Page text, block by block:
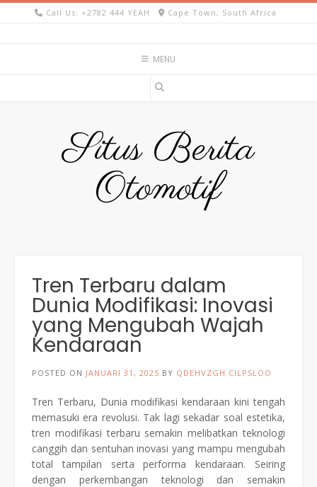
Skip
Call Us: +2782 444 YEAH Cape Town, South Africa
MENU
Situs Berita
Otomotif
Tren Terbaru dalam
Dunia Modifikasi: Inovasi
yang Mengubah Wajah
Kendaraan
POSTED ON JANUARI 31, 2025 BY QDEHVZGH CILPSLOO
Tren Terbaru, Dunia modifikasi kendaraan kini tengah
memasuki era revolusi. Tak lagi sekadar soal estetika,
tren modifikasi terbaru semakin melibatkan teknologi
canggih dan sentuhan inovasi yang mampu mengubah
total tampilan serta performa kendaraan. Seiring
dengan perkembangan teknologi dan semakin